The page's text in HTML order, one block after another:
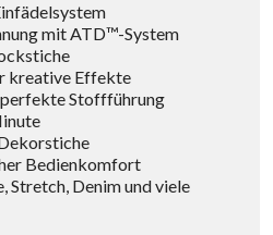
mit ATD™-System
kreative Effekte
Stoffführung
Bedienkomfort
Stretch, Denim und viele